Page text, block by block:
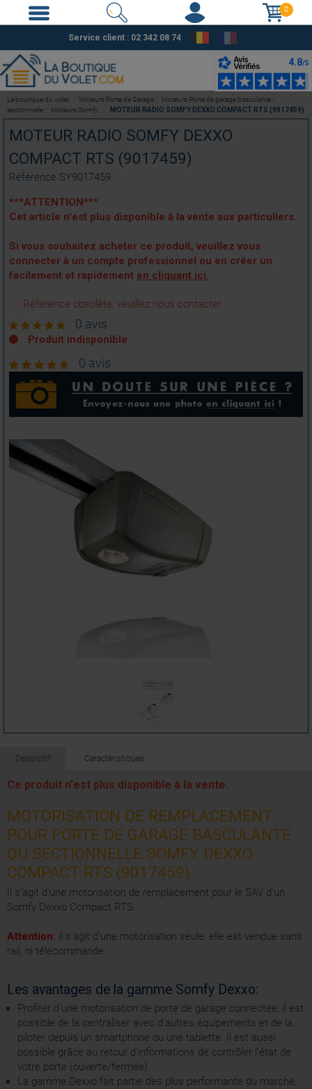
0
Service client : 02 342 08 74
MOTEUR RADIO SOMFY DEXXO
COMPACT RTS (9017459)
Référence SY9017459
***ATTENTION***
Cet article n'est plus disponible à la vente aux particuliers.
Si vous souhaitez acheter ce produit, veuillez vous
connecter à un compte professionnel ou en créer un
facilement et rapidement en cliquant ici.
Référence obsolète, veuillez nous contacter
0 avis
Produit indisponible
0 avis
Descriptif Caractéristiques
Ce produit n'est plus disponible à la vente.
MOTORISATION DE REMPLACEMENT
POUR PORTE DE GARAGE BASCULANTE
OU SECTIONNELLE SOMFY DEXXO
COMPACT RTS (9017459)
Il s'agit d'une motorisation de remplacement pour le SAV d'un
Somfy Dexxo Compact RTS.
Attention: il s'agit d'une motorisation seule, elle est vendue sans
rail, ni télécommande.
Les avantages de la gamme Somfy Dexxo:
Profiter d'une motorisation de porte de garage connectée, il est
possible de la centraliser avec d'autres équipements et de la
piloter depuis un smartphone ou une tablette. Il est aussi
possible grâce au retour d'informations de contrôler l'état de
votre porte (ouverte/fermée).
La gamme Dexxo fait partie des plus performante du marché,
La boutique du volet Moteurs Porte de Garage
Moteurs Porte de garage basculante /
sectionnelle
Moteurs Somfy MOTEUR RADIO SOMFY DEXXO COMPACT RTS (9017459)